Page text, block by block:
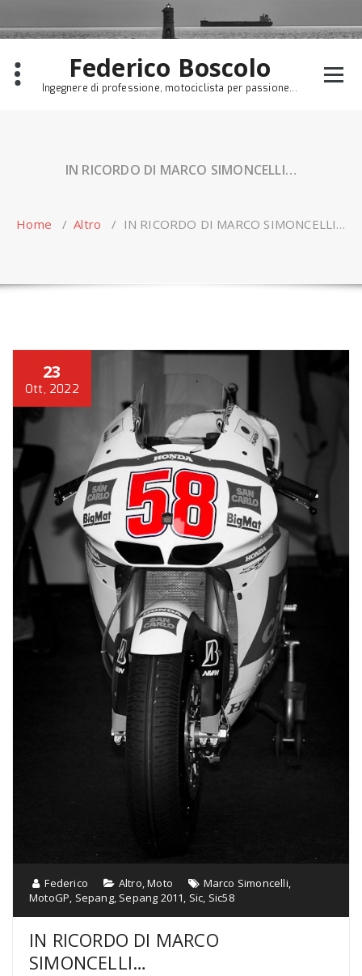
to
content
Federico Boscolo
Ingegnere di professione, motociclista per passione...
IN RICORDO DI MARCO SIMONCELLI…
Home /Altro / IN RICORDO DI MARCO SIMONCELLI…
23
Ott, 2022
Federico Altro,Moto Marco Simoncelli,
MotoGP, Sepang, Sepang 2011, Sic, Sic58
IN RICORDO DI MARCO
SIMONCELLI…